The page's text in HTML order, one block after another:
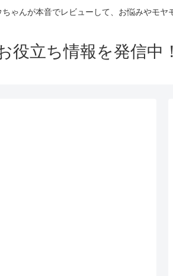
ゃんが本音でレビューして、お悩みやモヤ
役立ち情報を発信中